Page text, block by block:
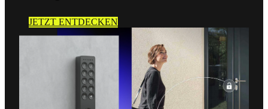
JETZT ENTDECKEN